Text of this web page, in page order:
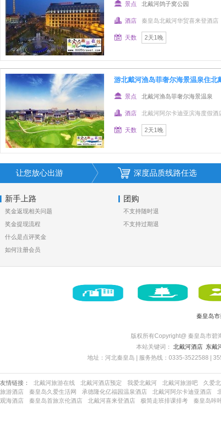
景点 北戴河鸽子窝公园
酒店 秦皇岛北戴河华贸喜来登酒店
天数 2天1晚
游北戴河渔岛菲奢尔海景温泉住
景点 北戴河渔岛菲奢尔海景温泉
酒店 北戴河阿尔卡迪亚滨海度假酒
天数 2天1晚
让您放心出游 深度品质线路任选
新手上路
奖金返现相关问题
奖金提现流程
什么是点评奖金
如何注册会员
团购
不支持随时退
不支持过期退
秦皇岛
版权所有Copyright@ 秦皇岛市
本站关键词： 北戴河酒店 东戴
地址：河北秦皇岛 | 服务热线：0335-3522588 |
友情链接： 北戴河旅游在线 北戴河酒店预定 我爱北戴河 北戴河旅游吧
久爱
旅游酒店
秦皇岛久爱生活网 承德隆化亿福园温泉酒店 北戴河阿尔卡迪亚酒店
观海酒店
秦皇岛首旅京伦酒店 北戴河喜来登酒店 极简走班排课排考 秦皇岛咔